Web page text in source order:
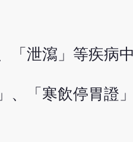
泄瀉」等疾病中
「寒飲停胃證」